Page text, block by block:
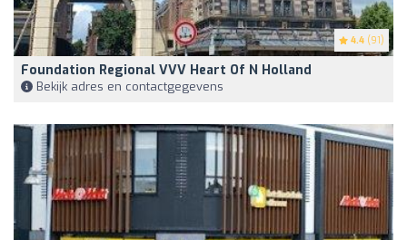
4.4 (91)
Foundation Regional VVV Heart Of N Holland
Bekijk adres en contactgegevens